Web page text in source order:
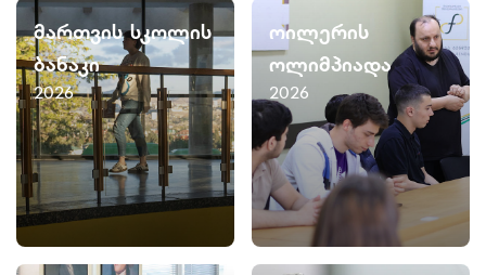
მართვის სკოლის
ბანაკი
2026
ოილერის
ოლიმპიადა
2026